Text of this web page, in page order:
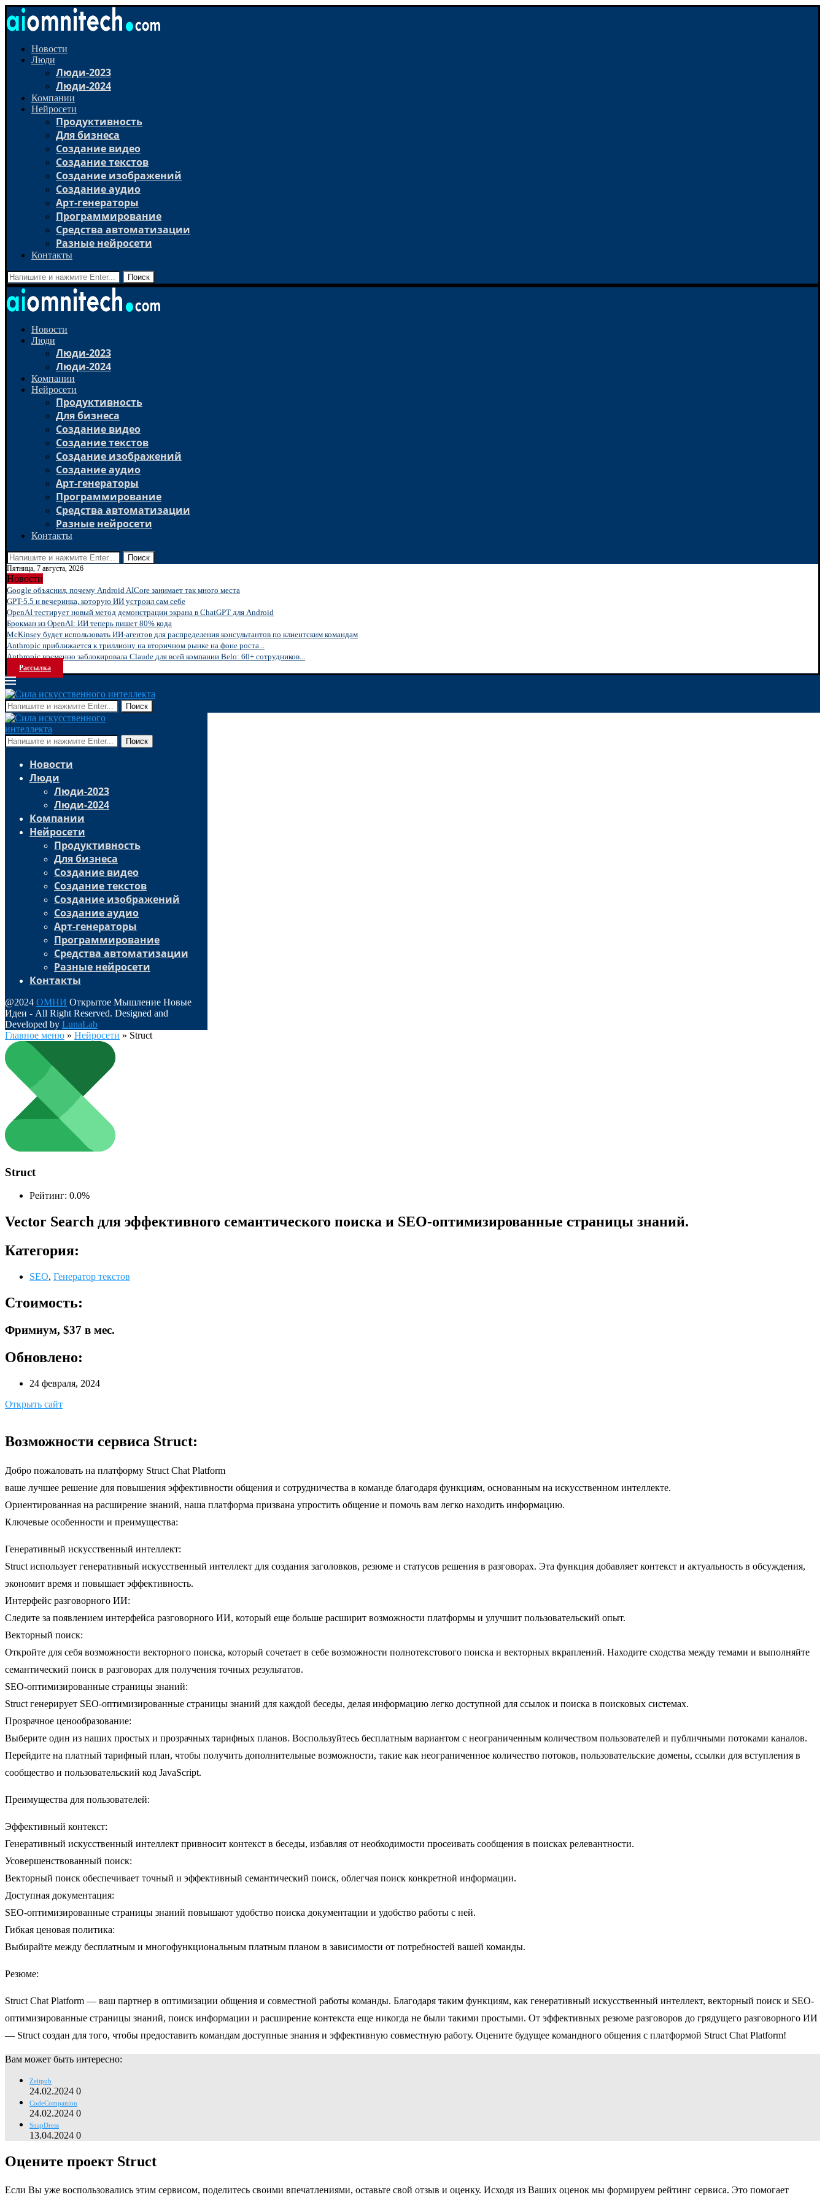
Новости
Люди
Люди-2023
Люди-2024
Компании
Нейросети
Продуктивность
Для бизнеса
Создание видео
Создание текстов
Создание изображений
Создание аудио
Арт-генераторы
Программирование
Средства автоматизации
Разные нейросети
Контакты
Поиск
Новости
Люди
Люди-2023
Люди-2024
Компании
Нейросети
Продуктивность
Для бизнеса
Создание видео
Создание текстов
Создание изображений
Создание аудио
Арт-генераторы
Программирование
Средства автоматизации
Разные нейросети
Контакты
Поиск
Пятница, 7 августа, 2026
Новости
Google объяснил, почему Android AICore занимает так много места
GPT-5.5 и вечеринка, которую ИИ устроил сам себе
OpenAI тестирует новый метод демонстрации экрана в ChatGPT для Android
Брокман из OpenAI: ИИ теперь пишет 80% кода
McKinsey будет использовать ИИ-агентов для распределения консультантов по клиентским командам
Anthropic приближается к триллиону на вторичном рынке на фоне роста...
Anthropic временно заблокировала Claude для всей компании Belo: 60+ сотрудников...
Рассылка
Поиск
Поиск
Новости
Люди
Люди-2023
Люди-2024
Компании
Нейросети
Продуктивность
Для бизнеса
Создание видео
Создание текстов
Создание изображений
Создание аудио
Арт-генераторы
Программирование
Средства автоматизации
Разные нейросети
Контакты
@2024 ОМНИ Открытое Мышление Новые
Идеи - All Right Reserved. Designed and
Developed by LunaLab
Главное меню » Нейросети » Struct
Struct
Рейтинг: 0.0%
Vector Search для эффективного семантического поиска и SEO-оптимизированные страницы знаний.
Категория:
SEO, Генератор текстов
Стоимость:
Фримиум, $37 в мес.
Обновлено:
24 февраля, 2024
Открыть сайт
Возможности сервиса Struct:
Добро пожаловать на платформу Struct Chat Platform
ваше лучшее решение для повышения эффективности общения и сотрудничества в команде благодаря функциям, основанным на искусственном интеллекте.
Ориентированная на расширение знаний, наша платформа призвана упростить общение и помочь вам легко находить информацию.
Ключевые особенности и преимущества:
Генеративный искусственный интеллект:
Struct использует генеративный искусственный интеллект для создания заголовков, резюме и статусов решения в разговорах. Эта функция добавляет контекст и актуальность в обсуждения,
экономит время и повышает эффективность.
Интерфейс разговорного ИИ:
Следите за появлением интерфейса разговорного ИИ, который еще больше расширит возможности платформы и улучшит пользовательский опыт.
Векторный поиск:
Откройте для себя возможности векторного поиска, который сочетает в себе возможности полнотекстового поиска и векторных вкраплений. Находите сходства между темами и выполняйте
семантический поиск в разговорах для получения точных результатов.
SEO-оптимизированные страницы знаний:
Struct генерирует SEO-оптимизированные страницы знаний для каждой беседы, делая информацию легко доступной для ссылок и поиска в поисковых системах.
Прозрачное ценообразование:
Выберите один из наших простых и прозрачных тарифных планов. Воспользуйтесь бесплатным вариантом с неограниченным количеством пользователей и публичными потоками каналов.
Перейдите на платный тарифный план, чтобы получить дополнительные возможности, такие как неограниченное количество потоков, пользовательские домены, ссылки для вступления в
сообщество и пользовательский код JavaScript.
Преимущества для пользователей:
Эффективный контекст:
Генеративный искусственный интеллект привносит контекст в беседы, избавляя от необходимости просеивать сообщения в поисках релевантности.
Усовершенствованный поиск:
Векторный поиск обеспечивает точный и эффективный семантический поиск, облегчая поиск конкретной информации.
Доступная документация:
SEO-оптимизированные страницы знаний повышают удобство поиска документации и удобство работы с ней.
Гибкая ценовая политика:
Выбирайте между бесплатным и многофункциональным платным планом в зависимости от потребностей вашей команды.
Резюме:
Struct Chat Platform — ваш партнер в оптимизации общения и совместной работы команды. Благодаря таким функциям, как генеративный искусственный интеллект, векторный поиск и SEO-
оптимизированные страницы знаний, поиск информации и расширение контекста еще никогда не были такими простыми. От эффективных резюме разговоров до грядущего разговорного ИИ
— Struct создан для того, чтобы предоставить командам доступные знания и эффективную совместную работу. Оцените будущее командного общения с платформой Struct Chat Platform!
Вам может быть интересно:
Zeitpub
24.02.2024 0
CodeCompanion
24.02.2024 0
SnapDress
13.04.2024 0
Оцените проект Struct
Если Вы уже воспользовались этим сервисом, поделитесь своими впечатлениями, оставьте свой отзыв и оценку. Исходя из Ваших оценок мы формируем рейтинг сервиса. Это помогает